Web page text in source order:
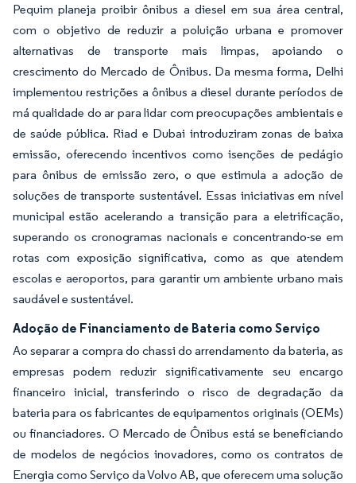
Pequim planeja proibir ônibus a diesel em sua área central,
com o objetivo de reduzir a poluição urbana e promover
alternativas de transporte mais limpas, apoiando o
crescimento do Mercado de Ônibus. Da mesma forma, Delhi
implementou restrições a ônibus a diesel durante períodos de
má qualidade do ar para lidar com preocupações ambientais e
de saúde pública. Riad e Dubai introduziram zonas de baixa
emissão, oferecendo incentivos como isenções de pedágio
para ônibus de emissão zero, o que estimula a adoção de
soluções de transporte sustentável. Essas iniciativas em nível
municipal estão acelerando a transição para a eletrificação,
superando os cronogramas nacionais e concentrando-se em
rotas com exposição significativa, como as que atendem
escolas e aeroportos, para garantir um ambiente urbano mais
saudável e sustentável.
Adoção de Financiamento de Bateria como Serviço
Ao separar a compra do chassi do arrendamento da bateria, as
empresas podem reduzir significativamente seu encargo
financeiro inicial, transferindo o risco de degradação da
bateria para os fabricantes de equipamentos originais (OEMs)
ou financiadores. O Mercado de Ônibus está se beneficiando
de modelos de negócios inovadores, como os contratos de
Energia como Serviço da Volvo AB, que oferecem uma solução